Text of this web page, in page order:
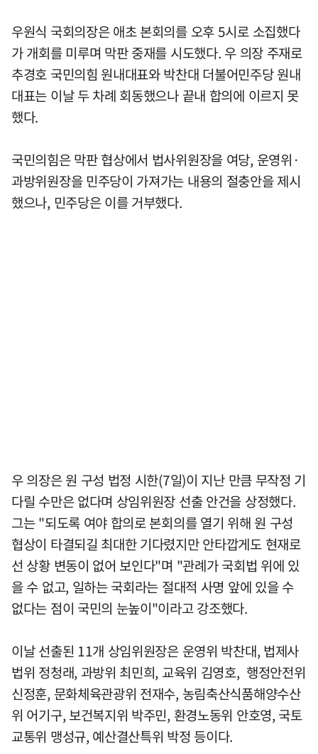
우원식 국회의장은 애초 본회의를 오후 5시로 소집했다
가 개회를 미루며 막판 중재를 시도했다. 우 의장 주재로
추경호 국민의힘 원내대표와 박찬대 더불어민주당 원내
대표는 이날 두 차례 회동했으나 끝내 합의에 이르지 못
했다.
국민의힘은 막판 협상에서 법사위원장을 여당, 운영위·
과방위원장을 민주당이 가져가는 내용의 절충안을 제시
했으나, 민주당은 이를 거부했다.
우 의장은 원 구성 법정 시한(7일)이 지난 만큼 무작정 기
다릴 수만은 없다며 상임위원장 선출 안건을 상정했다.
그는 "되도록 여야 합의로 본회의를 열기 위해 원 구성
협상이 타결되길 최대한 기다렸지만 안타깝게도 현재로
선 상황 변동이 없어 보인다"며 "관례가 국회법 위에 있
을 수 없고, 일하는 국회라는 절대적 사명 앞에 있을 수
없다는 점이 국민의 눈높이"이라고 강조했다.
이날 선출된 11개 상임위원장은 운영위 박찬대, 법제사
법위 정청래, 과방위 최민희, 교육위 김영호, 행정안전위
신정훈, 문화체육관광위 전재수, 농림축산식품해양수산
위 어기구, 보건복지위 박주민, 환경노동위 안호영, 국토
교통위 맹성규, 예산결산특위 박정 등이다.